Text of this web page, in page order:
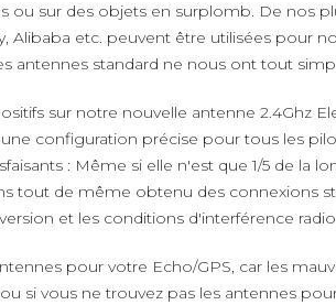
ou sur des objets en surplomb. De nos
Alibaba etc. peuvent être utilisées pour
antennes standard ne nous ont tout
sur notre nouvelle antenne
configuration précise pour tous les
: Même si elle n'est que 1/5 de la
tout de même obtenu des connexions
et les conditions d'interférence radio
pour votre Echo/GPS, car les
si vous ne trouvez pas les antennes